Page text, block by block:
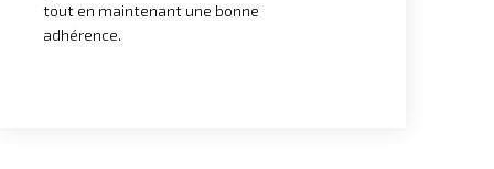
tout en maintenant une bonne
adhérence.